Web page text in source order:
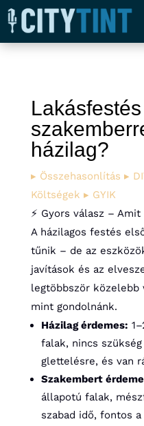
házilag?
▸ Összehasonlítás ▸
Költségek ▸ GYIK
⚡ Gyors válasz –
A házilagos festés
tűnik – de az
javítások és az
legtöbbször közelebb
mint gondolnánk.
Házilag érdemes:
falak, nincs szükség
glettelésre, és van
Szakembert
állapotú falak,
szabad idő, fontos